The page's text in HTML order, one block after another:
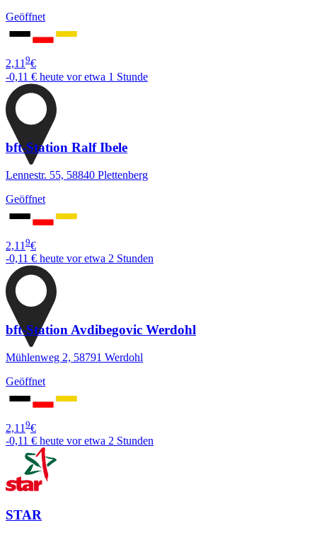
Geöffnet
2,119€
-0,11 € heute vor etwa 1 Stunde
bft-Station Ralf Ibele
Lennestr. 55, 58840 Plettenberg
Geöffnet
2,119€
-0,11 € heute vor etwa 2 Stunden
bft-Station Avdibegovic Werdohl
Mühlenweg 2, 58791 Werdohl
Geöffnet
2,11 9€
-0,11 € heute vor etwa 2 Stunden
STAR